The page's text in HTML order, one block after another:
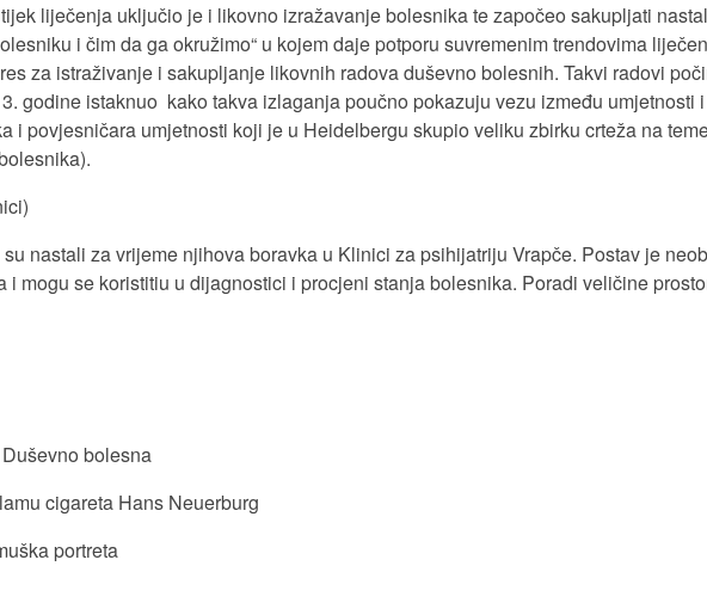
liječenja uključio je i likovno izražavanje bolesnika te započeo sakupljati
i čim da ga okružimo“ u kojem daje potporu suvremenim trendovima
za istraživanje i sakupljanje likovnih radova duševno bolesnih. Takvi radovi
godine istaknuo kako takva izlaganja poučno pokazuju vezu između umjetnosti
povjesničara umjetnosti koji je u Heidelbergu skupio veliku zbirku crteža na
nastali za vrijeme njihova boravka u Klinici za psihijatriju Vrapče. Postav je
mogu se koristitiu u dijagnostici i procjeni stanja bolesnika. Poradi veličine
bolesna
cigareta Hans Neuerburg
portreta